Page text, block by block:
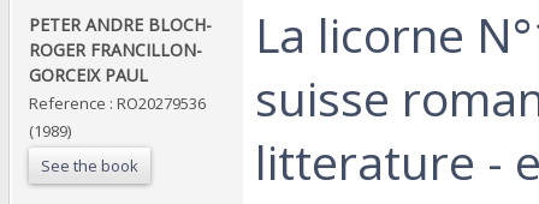
‎PETER ANDRE BLOCH-
ROGER FRANCILLON-
GORCEIX PAUL‎
Reference : RO20279536
(1989)
See the book
‎La licorne
suisse
litterature -